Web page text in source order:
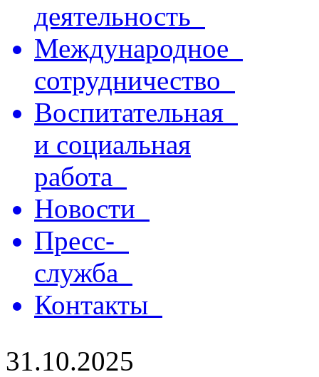
деятельность
Международное
сотрудничество
Воспитательная
и социальная
работа
Новости
Пресс-
служба
Контакты
31.10.2025